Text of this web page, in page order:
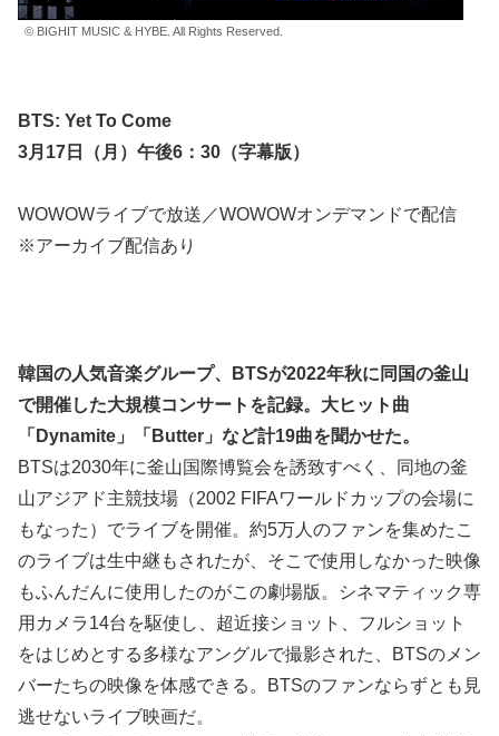
© BIGHIT MUSIC & HYBE. All Rights Reserved.
BTS: Yet To Come
3月17日（月）午後6：30（字幕版）
WOWOWライブで放送／WOWOWオンデマンドで配信
※アーカイブ配信あり
韓国の人気音楽グループ、BTSが2022年秋に同国の釜山
で開催した大規模コンサートを記録。大ヒット曲
「Dynamite」「Butter」など計19曲を聞かせた。
BTSは2030年に釜山国際博覧会を誘致すべく、同地の釜
山アジアド主競技場（2002 FIFAワールドカップの会場に
もなった）でライブを開催。約5万人のファンを集めたこ
のライブは生中継もされたが、そこで使用しなかった映像
もふんだんに使用したのがこの劇場版。シネマティック専
用カメラ14台を駆使し、超近接ショット、フルショット
をはじめとする多様なアングルで撮影された、BTSのメン
バーたちの映像を体感できる。BTSのファンならずとも見
逃せないライブ映画だ。